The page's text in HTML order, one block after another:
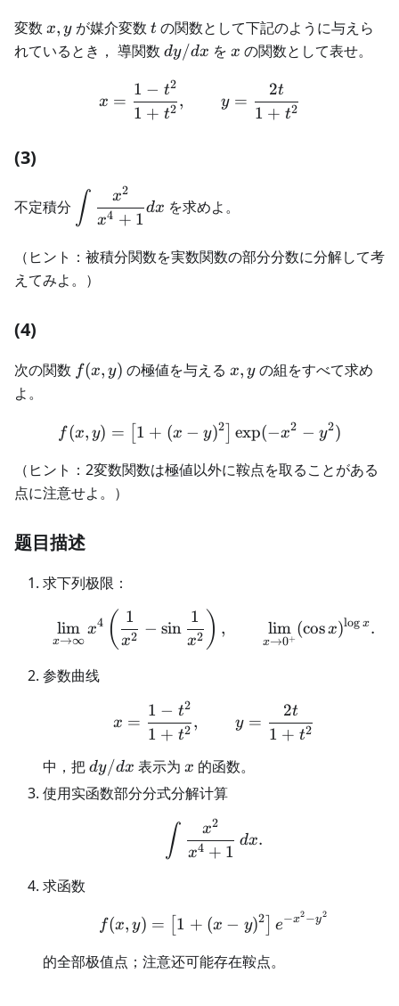
変数 x,y
x, yが媒介変数 t
tの関数として下記のように与えら
れているとき， 導関数 dy/dx
dy/dx を x
x の関数として表せ。
x=\frac{1-
x =
1 + t2
1 − t2
, y =
1 + t2
2t
(3)
不定積分
\displaystyle
\int
{x^4+1}dx
∫ x4 + 1
x2
dx を求めよ。
（ヒント：被積分関数を実数関数の部分分数に分解して考
えてみよ。）
(4)
次の関数 f(x,y)
f(x, y) の極値を与える x,y
x, yの組をすべて求め
よ。
f(x,y)=\bigl[1+(x-
f(x, y) = 1 + (x − y)2 exp(−x2 − y2)
（ヒント：2変数関数は極値以外に鞍点を取ることがある
点に注意せよ。）
题目描述
求下列极限：
x→∞
lim x4 ( x2
1
− sin
x2
1 ) ,
x→0+
lim (cosx)log x.
参数曲线
x=\frac{1-
x =
1 + t2
1 − t2
, y =
1 + t2
2t
中，把dy/dx
dy/dx 表示为 x
x 的函数。
使用实函数部分分式分解计算
∫ x4 + 1
x2
dx.
求函数
f(x,y)=\left[1+(x-
f(x, y) = 1 + (x − y)2 e−x2−y2
的全部极值点；注意还可能存在鞍点。